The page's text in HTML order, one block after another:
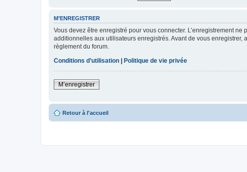
M’ENREGISTRER
Vous devez être enregistré pour vous connecter. L’enregistrement
additionnelles aux utilisateurs enregistrés. Avant de vous
règlement du forum.
Conditions d’utilisation | Politique de vie privée
M’enregistrer
Retour à l'accueil